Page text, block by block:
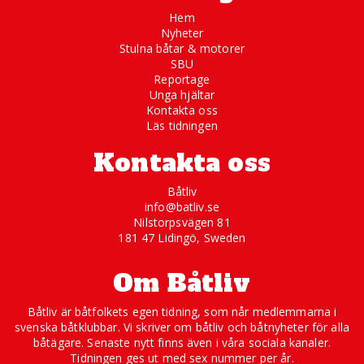
Hem
Nyheter
Stulna båtar & motorer
SBU
Reportage
Unga hjältar
Kontakta oss
Läs tidningen
Kontakta oss
Båtliv
info@batliv.se
Nilstorpsvägen 81
181 47 Lidingö, Sweden
Om Båtliv
Båtliv är båtfolkets egen tidning, som når medlemmarna i
svenska båtklubbar. Vi skriver om båtliv och båtnyheter för alla
båtägare. Senaste nytt finns även i våra sociala kanaler.
Tidningen ges ut med sex nummer per år.